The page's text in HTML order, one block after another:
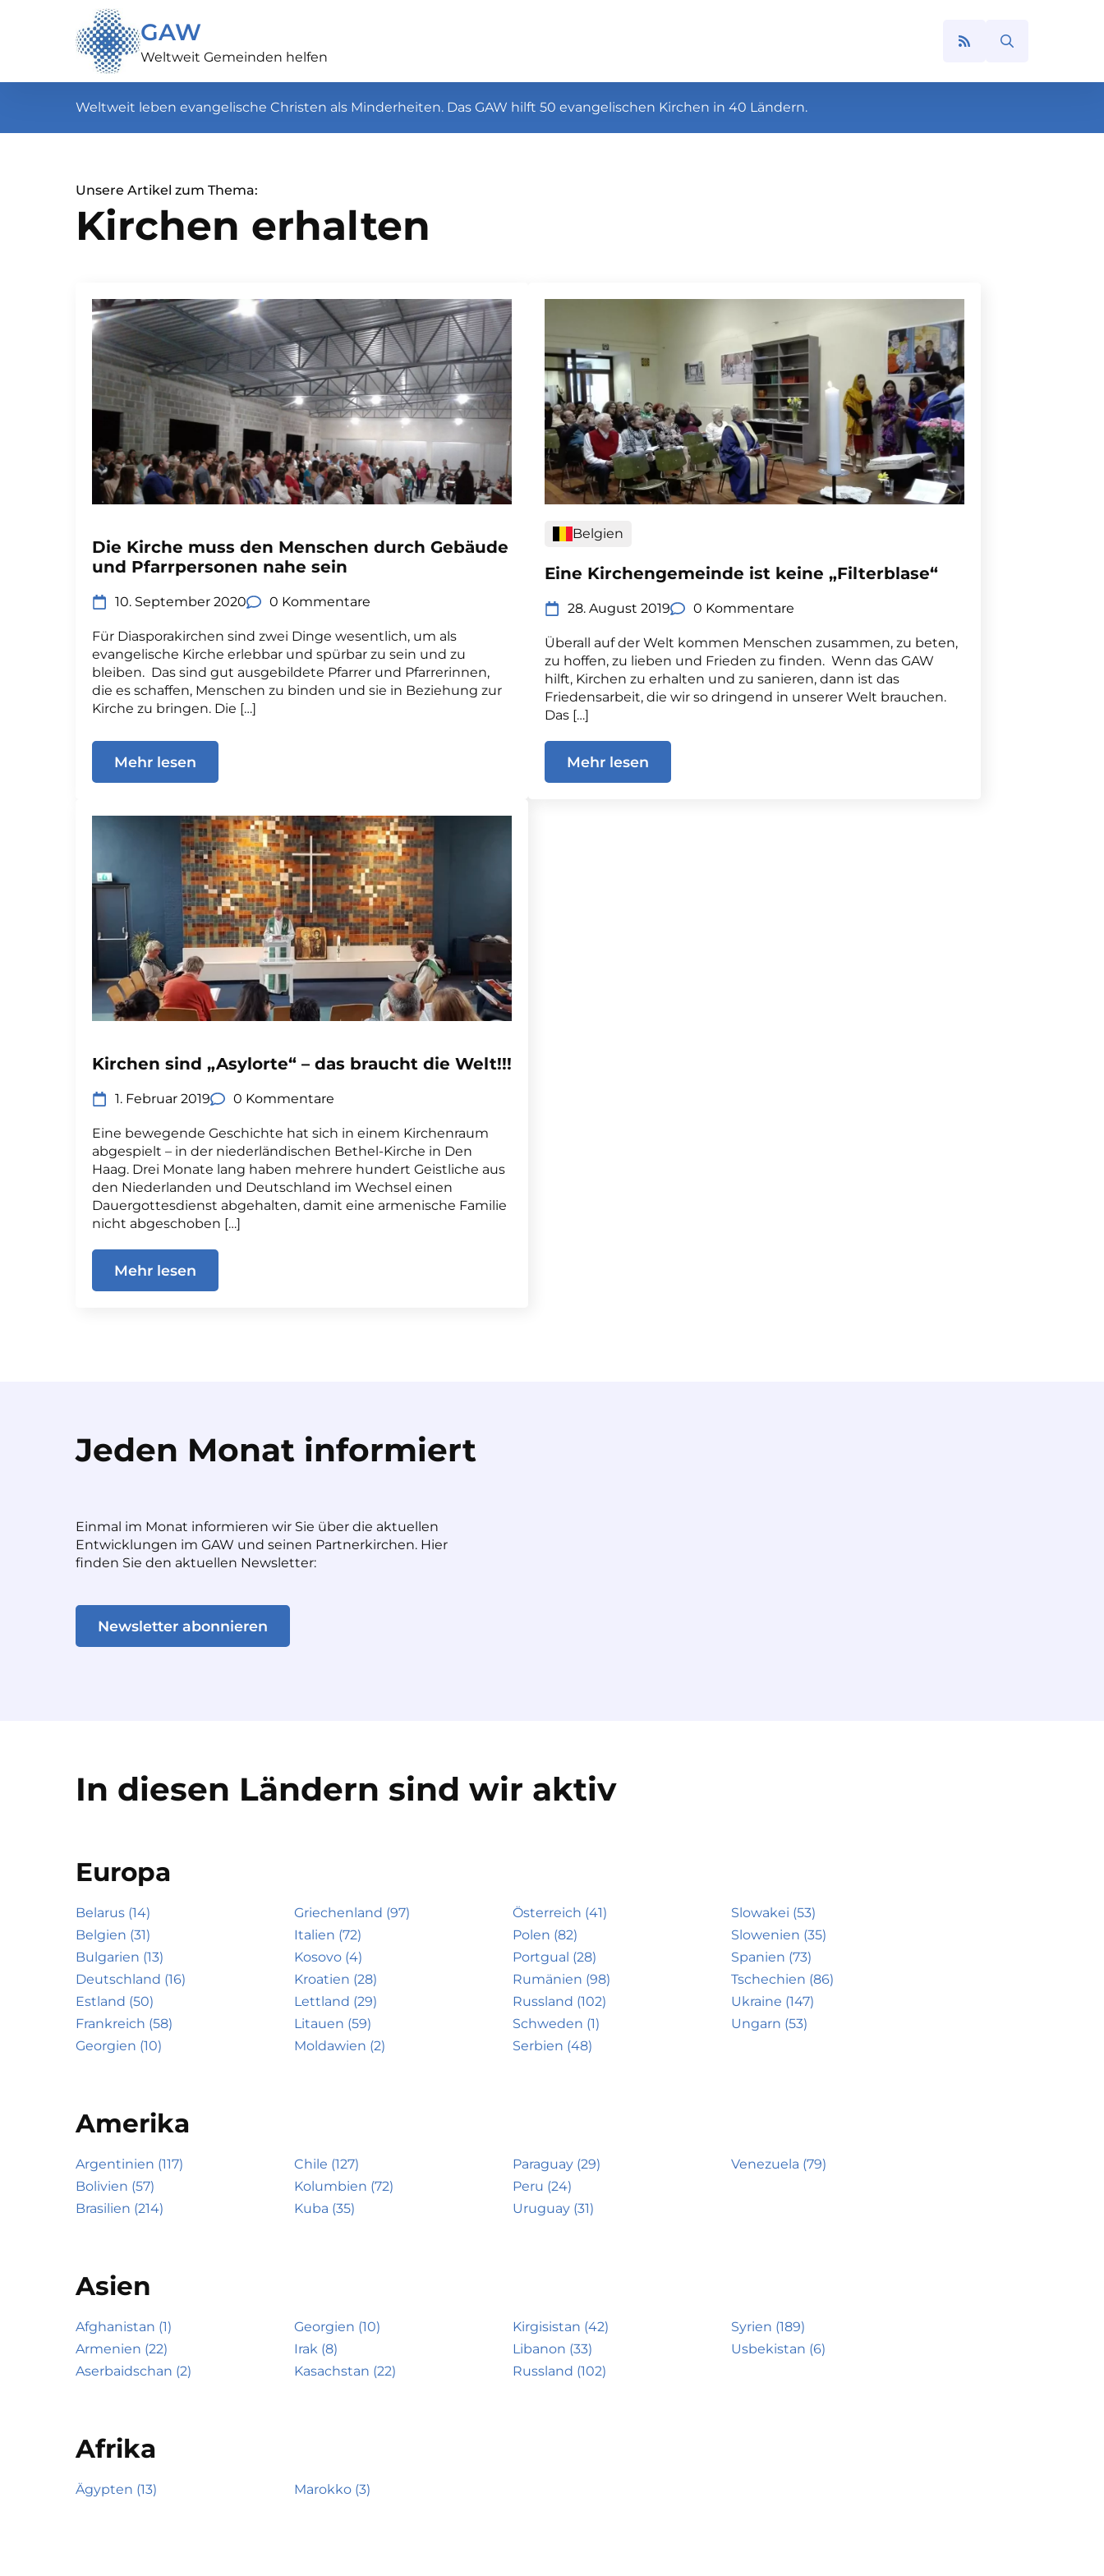
GAW
Weltweit Gemeinden helfen
Weltweit leben evangelische Christen als Minderheiten. Das GAW hilft 50 evangelischen Kirchen in 40 Ländern.
Unsere Artikel zum Thema:
Kirchen erhalten
Die Kirche muss den Menschen durch Gebäude
und Pfarrpersonen nahe sein
10. September 2020 0 Kommentare
Für Diasporakirchen sind zwei Dinge wesentlich, um als
evangelische Kirche erlebbar und spürbar zu sein und zu
bleiben. Das sind gut ausgebildete Pfarrer und Pfarrerinnen,
die es schaffen, Menschen zu binden und sie in Beziehung zur
Kirche zu bringen. Die […]
Mehr lesen
Belgien
Eine Kirchengemeinde ist keine „Filterblase“
28. August 2019 0 Kommentare
Überall auf der Welt kommen Menschen zusammen, zu beten,
zu hoffen, zu lieben und Frieden zu finden. Wenn das GAW
hilft, Kirchen zu erhalten und zu sanieren, dann ist das
Friedensarbeit, die wir so dringend in unserer Welt brauchen.
Das […]
Mehr lesen
Kirchen sind „Asylorte“ – das braucht die Welt!!!
1. Februar 2019 0 Kommentare
Eine bewegende Geschichte hat sich in einem Kirchenraum
abgespielt – in der niederländischen Bethel-Kirche in Den
Haag. Drei Monate lang haben mehrere hundert Geistliche aus
den Niederlanden und Deutschland im Wechsel einen
Dauergottesdienst abgehalten, damit eine armenische Familie
nicht abgeschoben […]
Mehr lesen
Jeden Monat informiert
Einmal im Monat informieren wir Sie über die aktuellen
Entwicklungen im GAW und seinen Partnerkirchen. Hier
finden Sie den aktuellen Newsletter:
Newsletter abonnieren
In diesen Ländern sind wir aktiv
Europa
Belarus (14)
Belgien (31)
Bulgarien (13)
Deutschland (16)
Estland (50)
Frankreich (58)
Georgien (10)
Griechenland (97)
Italien (72)
Kosovo (4)
Kroatien (28)
Lettland (29)
Litauen (59)
Moldawien (2)
Österreich (41)
Polen (82)
Portgual (28)
Rumänien (98)
Russland (102)
Schweden (1)
Serbien (48)
Slowakei (53)
Slowenien (35)
Spanien (73)
Tschechien (86)
Ukraine (147)
Ungarn (53)
Amerika
Argentinien (117)
Bolivien (57)
Brasilien (214)
Chile (127)
Kolumbien (72)
Kuba (35)
Paraguay (29)
Peru (24)
Uruguay (31)
Venezuela (79)
Asien
Afghanistan (1)
Armenien (22)
Aserbaidschan (2)
Georgien (10)
Irak (8)
Kasachstan (22)
Kirgisistan (42)
Libanon (33)
Russland (102)
Syrien (189)
Usbekistan (6)
Afrika
Ägypten (13) Marokko (3)